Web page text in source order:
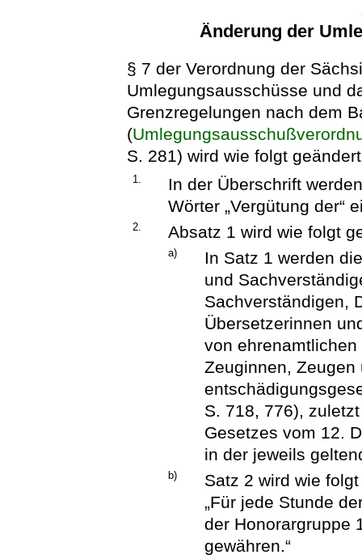
Änderung der
§ 7 der Verordnung der
Umlegungsausschüsse und
Grenzregelungen nach dem
(
S. 281) wird wie folgt
1.
In der Überschrift
Wörter „Vergütung der“
2. Absatz 1 wird wie folgt
a)
In Satz 1 werden
und
Sachverständigen,
Übersetzerinnen
von
Zeuginnen,
S. 718, 776),
Gesetzes vom 12.
in der jeweils
b)
Satz 2 wird wie
„Für jede Stunde
der Honorargruppe
gewähren.“